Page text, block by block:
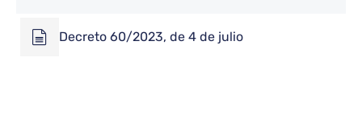
Decreto 60/2023, de 4 de julio